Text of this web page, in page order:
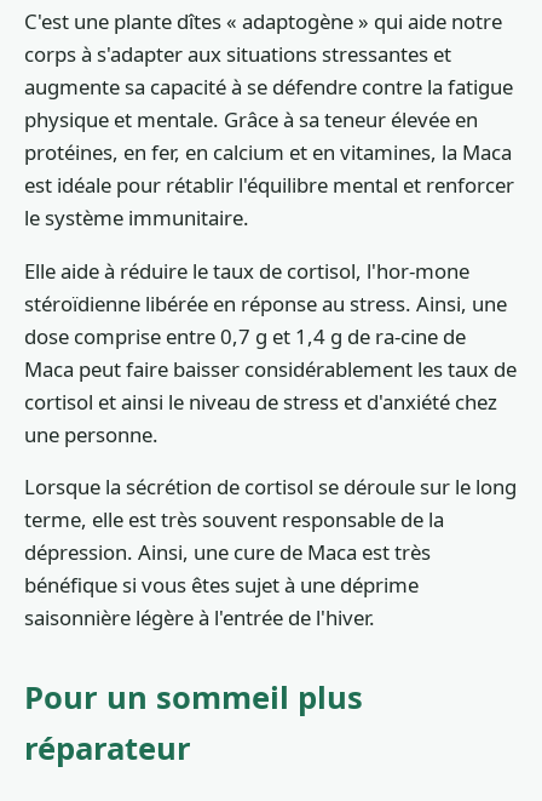
C'est une plante dîtes « adaptogène » qui aide notre
corps à s'adapter aux situations stressantes et
augmente sa capacité à se défendre contre la fatigue
physique et mentale. Grâce à sa teneur élevée en
protéines, en fer, en calcium et en vitamines, la Maca
est idéale pour rétablir l'équilibre mental et renforcer
le système immunitaire.
Elle aide à réduire le taux de cortisol, l'hor-mone
stéroïdienne libérée en réponse au stress. Ainsi, une
dose comprise entre 0,7 g et 1,4 g de ra-cine de
Maca peut faire baisser considérablement les taux de
cortisol et ainsi le niveau de stress et d'anxiété chez
une personne.
Lorsque la sécrétion de cortisol se déroule sur le long
terme, elle est très souvent responsable de la
dépression. Ainsi, une cure de Maca est très
bénéfique si vous êtes sujet à une déprime
saisonnière légère à l'entrée de l'hiver.
Pour un sommeil plus
réparateur